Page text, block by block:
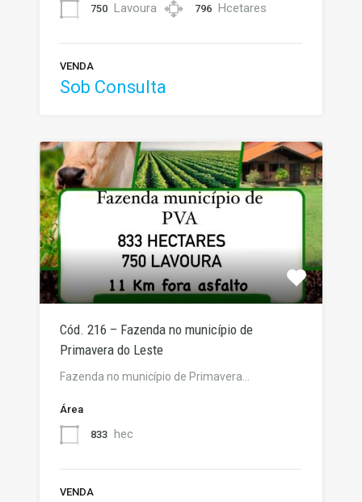
750 Lavoura 796 Hcetares
VENDA
Sob Consulta
Cód. 216 – Fazenda no município de
Primavera do Leste
Fazenda no município de Primavera…
Área
833 hec
VENDA